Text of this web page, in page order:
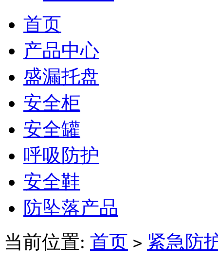
首页
产品中心
盛漏托盘
安全柜
安全罐
呼吸防护
安全鞋
防坠落产品
当前位置: 首页 > 紧急防